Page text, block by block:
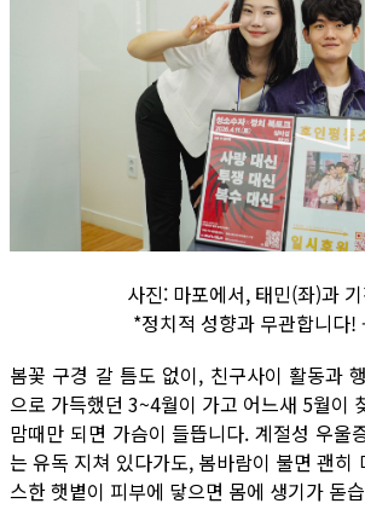
사진: 마포에서, 태민(좌)과
*정치적 성향과 무관합니다!
봄꽃 구경 갈 틈도 없이, 친구사이 활동과
으로 가득했던 3~4월이 가고 어느새 5월이
맘때만 되면 가슴이 들뜹니다. 계절성 우울
는 유독 지쳐 있다가도, 봄바람이 불면 괜히
스한 햇볕이 피부에 닿으면 몸에 생기가 돋